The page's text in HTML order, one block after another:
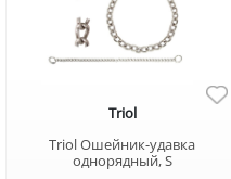
Triol
Triol Ошейник-удавка
однорядный, S